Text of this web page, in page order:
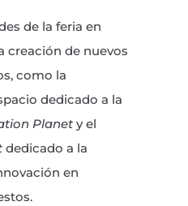
de la feria en
creación de nuevos
como la
dedicado a la
Planety el
dedicado a la
en